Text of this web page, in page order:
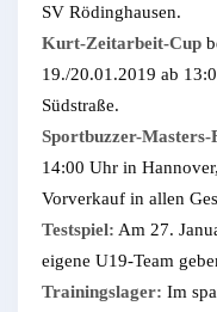
SV Rödinghausen.
Kurt-Zeitarbeit-Cup
19./20.01.2019 ab
Südstraße.
Sportbuzzer-Masters-
14:00 Uhr in
Vorverkauf in allen
Testspiel: Am 27.
eigene U19-Team
Trainingslager: Im